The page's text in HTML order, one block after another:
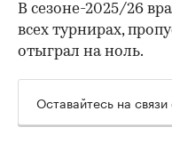
В сезоне-2025/26
всех турнирах,
отыграл на ноль.
Оставайтесь на